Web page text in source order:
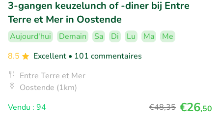
3-gangen keuzelunch of -diner bij Entre
Terre et Mer in Oostende
Aujourd'hui Demain Sa Di Lu Ma
Me
8.5
Excellent • 101 commentaires
Entre Terre et Mer
Oostende (1km)
Vendu : 94
€48,35 €26,50